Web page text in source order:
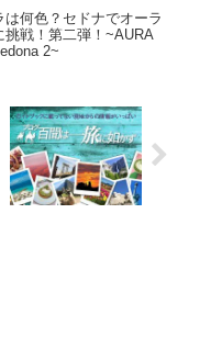
何色？セドナでオーラ
挑戦！第二弾！~AURA
2~